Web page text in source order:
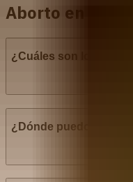
Aborto en
¿Cuáles son los
¿Dónde puedo